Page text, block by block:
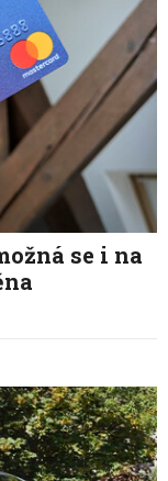
se i na